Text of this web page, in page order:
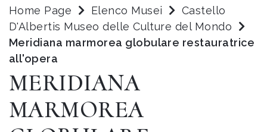
Home Page Elenco Musei
Castello
D'Albertis Museo delle Culture del Mondo
Meridiana marmorea globulare restauratrice
all'opera
MERIDIANA
MARMOREA